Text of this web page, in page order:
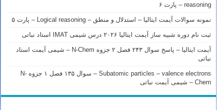
reasoning – پارت ۶
نمونه سوالات آیمت ایتالیا – استدلال و منطق – Logical reasoning – پارت ۵
ثبت نام دوره شبیه ساز آیمت ایتالیا ۲۰۲۶ درس شیمی IMAT استاد نباتی
آیمت ایتالیا – پاسخ سوال ۲۴۳ فصل ۲ جزوه N-Chem – شیمی آیمت استاد
نباتی
Subatomic particles – valence electrons – سوال ۱۳۵ فصل ۱ جزوه N-
Chem – شیمی آیمت نباتی